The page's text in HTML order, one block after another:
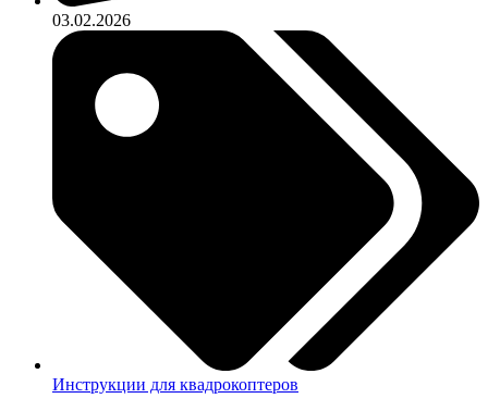
03.02.2026
Инструкции для квадрокоптеров